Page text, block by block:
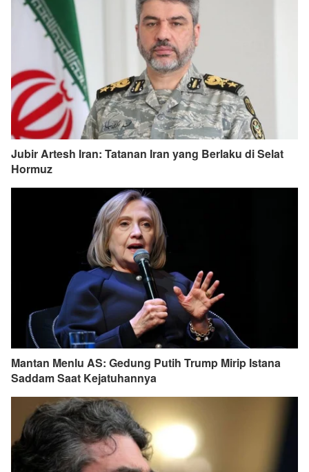
Jubir Artesh Iran: Tatanan Iran yang Berlaku di Selat
Hormuz
Mantan Menlu AS: Gedung Putih Trump Mirip Istana
Saddam Saat Kejatuhannya